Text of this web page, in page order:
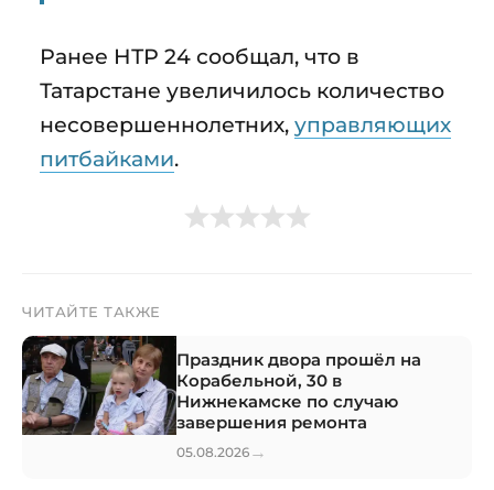
Ранее НТР 24 сообщал, что в
Татарстане увеличилось количество
несовершеннолетних, управляющих
питбайками.
ЧИТАЙТЕ ТАКЖЕ
Праздник двора прошёл на
Корабельной, 30 в
Нижнекамске по случаю
завершения ремонта
05.08.2026 →